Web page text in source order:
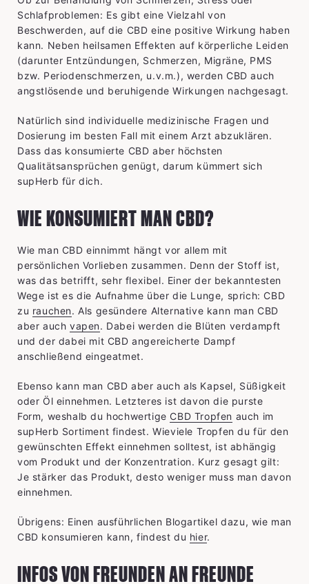
Schlafproblemen: Es gibt eine Vielzahl von
Beschwerden, auf die CBD eine positive Wirkung haben
kann. Neben heilsamen Effekten auf körperliche Leiden
(darunter Entzündungen, Schmerzen, Migräne, PMS
bzw. Periodenschmerzen, u.v.m.), werden CBD auch
angstlösende und beruhigende Wirkungen nachgesagt.
Natürlich sind individuelle medizinische Fragen und
Dosierung im besten Fall mit einem Arzt abzuklären.
Dass das konsumierte CBD aber höchsten
Qualitätsansprüchen genügt, darum kümmert sich
supHerb für dich.
WIE KONSUMIERT MAN CBD?
Wie man CBD einnimmt hängt vor allem mit
persönlichen Vorlieben zusammen. Denn der Stoff ist,
was das betrifft, sehr flexibel. Einer der bekanntesten
Wege ist es die Aufnahme über die Lunge, sprich: CBD
zu rauchen. Als gesündere Alternative kann man CBD
aber auch vapen. Dabei werden die Blüten verdampft
und der dabei mit CBD angereicherte Dampf
anschließend eingeatmet.
Ebenso kann man CBD aber auch als Kapsel, Süßigkeit
oder Öl einnehmen. Letzteres ist davon die purste
Form, weshalb du hochwertige CBD Tropfen auch im
supHerb Sortiment findest. Wieviele Tropfen du für den
gewünschten Effekt einnehmen solltest, ist abhängig
vom Produkt und der Konzentration. Kurz gesagt gilt:
Je stärker das Produkt, desto weniger muss man davon
einnehmen.
Übrigens: Einen ausführlichen Blogartikel dazu, wie man
CBD konsumieren kann, findest du hier.
INFOS VON FREUNDEN AN FREUNDE